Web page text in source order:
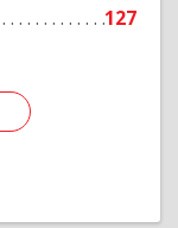
127
Подробнее